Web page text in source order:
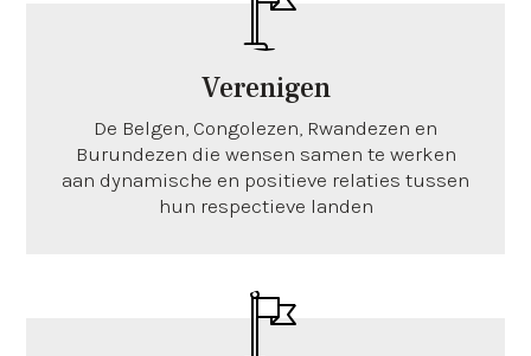
Verenigen
De Belgen, Congolezen, Rwandezen en
Burundezen die wensen samen te werken
aan dynamische en positieve relaties tussen
hun respectieve landen